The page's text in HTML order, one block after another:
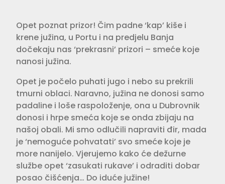
Opet poznat prizor! Čim padne ‘kap’ kiše i
krene južina, u Portu i na predjelu Banja
dočekaju nas ‘prekrasni’ prizori – smeće koje
nanosi južina.
Opet je počelo puhati jugo i nebo su prekrili
tmurni oblaci. Naravno, južina ne donosi samo
padaline i loše raspoloženje, ona u Dubrovnik
donosi i hrpe smeća koje se onda zbijaju na
našoj obali. Mi smo odlučili napraviti đir, mada
je ‘nemoguće pohvatati’ svo smeće koje je
more nanijelo. Vjerujemo kako će dežurne
službe opet ‘zasukati rukave’ i odraditi dobar
posao čišćenja… Do iduće južine!